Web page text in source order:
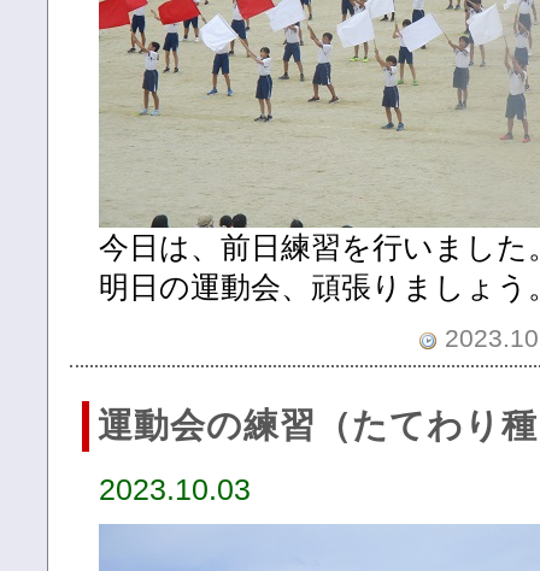
今日は、前日練習を行いました
明日の運動会、頑張りましょう
運動会の練習（たてわり
2023.10.03